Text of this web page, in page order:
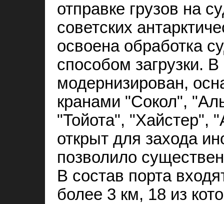
отправке грузов на
советских
освоена обработка
способом загрузки.
модернизирован,
кранами "Сокол",
"Тойота", "Хайстер",
открыт для захода
позволило
В состав порта
более 3 км, 18 из